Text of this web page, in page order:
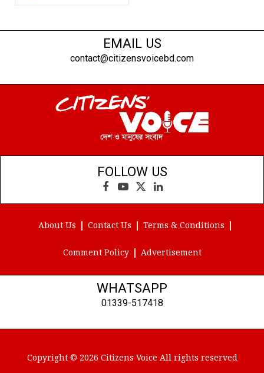
EMAIL US
contact@citizensvoicebd.com
FOLLOW US
Facebook
YouTube
X
(Twitter)
LinkedIn
About Us Contact Us Terms & Conditions
Comment Policy Advertisement
WHATSAPP
01339-517418
Copyright © 2026 Citizens Voice All rights reserved